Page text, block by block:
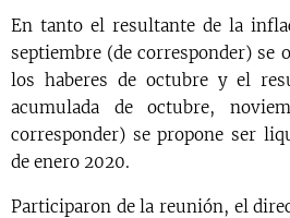
En tanto el resultante de la
septiembre (de corresponder) se
los haberes de octubre y el
acumulada de octubre,
corresponder) se propone ser
de enero 2020.
Participaron de la reunión, el